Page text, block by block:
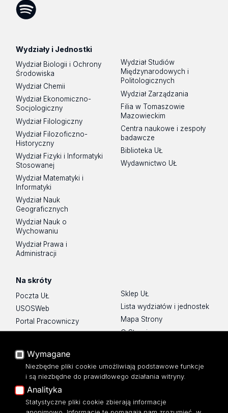
Wydziały i Jednostki
Wydział Biologii i Ochrony
Środowiska
Wydział Chemii
Wydział Ekonomiczno-
Socjologiczny
Wydział Filologiczny
Wydział Filozoficzno-
Historyczny
Wydział Fizyki i Informatyki
Stosowanej
Wydział Matematyki i
Informatyki
Wydział Nauk
Geograficznych
Wydział Nauk o
Wychowaniu
Wydział Prawa i
Administracji
Wydział Studiów
Międzynarodowych i
Politologicznych
Wydział Zarządzania
Filia w Tomaszowie
Mazowieckim
Centra naukowe i zespoły
badawcze
Biblioteka UŁ
Wydawnictwo UŁ
Na skróty
Poczta UŁ
USOSWeb
Portal Pracowniczy
Baza Aktów Własnych
Moodle
Eksperci UŁ
Polityka Prywatności
Dostępność
Sklep UŁ
Lista wydziałów i jednostek
Mapa Strony
O Stronie
Wymagane
Niezbędne pliki cookie umożliwiają podstawowe funkcje
i są niezbędne do prawidłowego działania witryny.
Analityka
Statystyczne pliki cookie zbierają informacje